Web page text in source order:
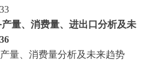
量、消费量、进出口分析及未
量、消费量分析及未来趋势